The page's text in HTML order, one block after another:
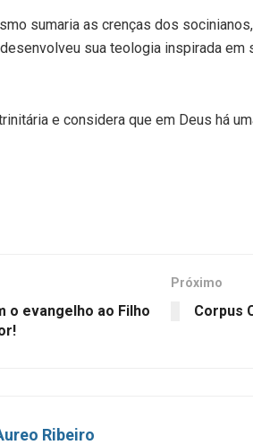
sumaria as crenças dos
sua teologia inspirada
e considera que em Deus há
o evangelho ao Filho
Próximo
Corpus
Ribeiro